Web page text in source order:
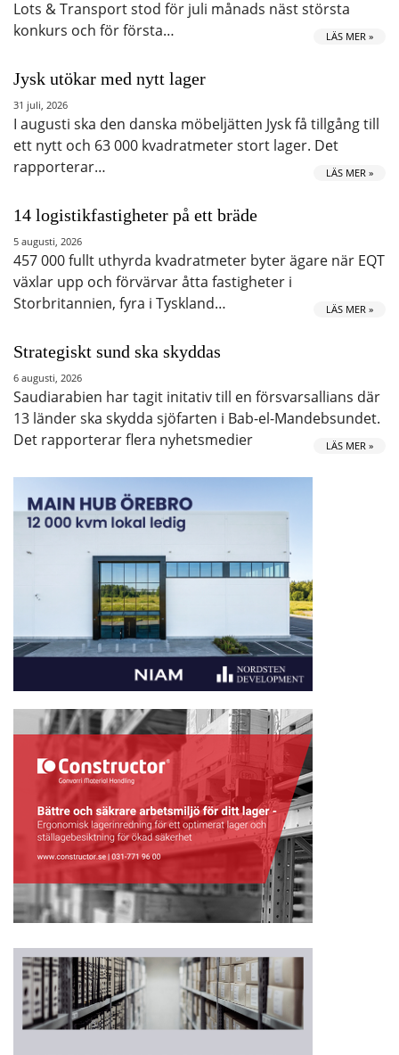
Lots & Transport stod för juli månads näst största
konkurs och för första…
LÄS MER »
Jysk utökar med nytt lager
31 juli, 2026
I augusti ska den danska möbeljätten Jysk få tillgång till
ett nytt och 63 000 kvadratmeter stort lager. Det
rapporterar…
LÄS MER »
14 logistikfastigheter på ett bräde
5 augusti, 2026
457 000 fullt uthyrda kvadratmeter byter ägare när EQT
växlar upp och förvärvar åtta fastigheter i
Storbritannien, fyra i Tyskland…
LÄS MER »
Strategiskt sund ska skyddas
6 augusti, 2026
Saudiarabien har tagit initativ till en försvarsallians där
13 länder ska skydda sjöfarten i Bab-el-Mandebsundet.
Det rapporterar flera nyhetsmedier
LÄS MER »